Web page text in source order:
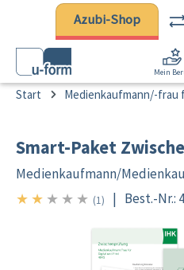
Zum Hauptinhalt springen
Azubi-Shop
Mein
Start Medienkaufmann/-frau
Smart-Paket
Medienkaufmann/
★ ★ ★ ★ ★ 2/5
(1) | Best.-Nr.: